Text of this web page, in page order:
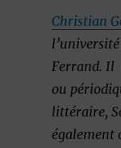
Christian
Ferrand. Il
ou
littéraire,
également